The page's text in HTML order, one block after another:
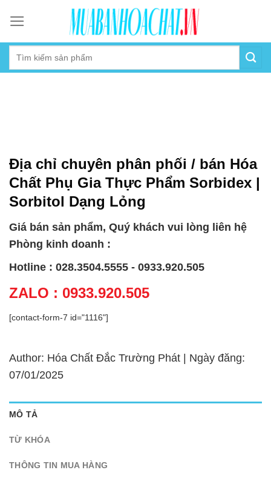
content
Địa chỉ chuyên phân phối / bán Hóa
Chất Phụ Gia Thực Phẩm Sorbidex |
Sorbitol Dạng Lỏng
Giá bán sản phẩm, Quý khách vui lòng liên hệ
Phòng kinh doanh :
Hotline : 028.3504.5555 - 0933.920.505
ZALO : 0933.920.505
[contact-form-7 id="1116"]
Author: Hóa Chất Đắc Trường Phát | Ngày đăng:
07/01/2025
MÔ TẢ
TỪ KHÓA
THÔNG TIN MUA HÀNG